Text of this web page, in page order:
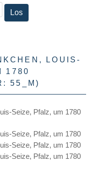
LOUIS-
1780
55_M)